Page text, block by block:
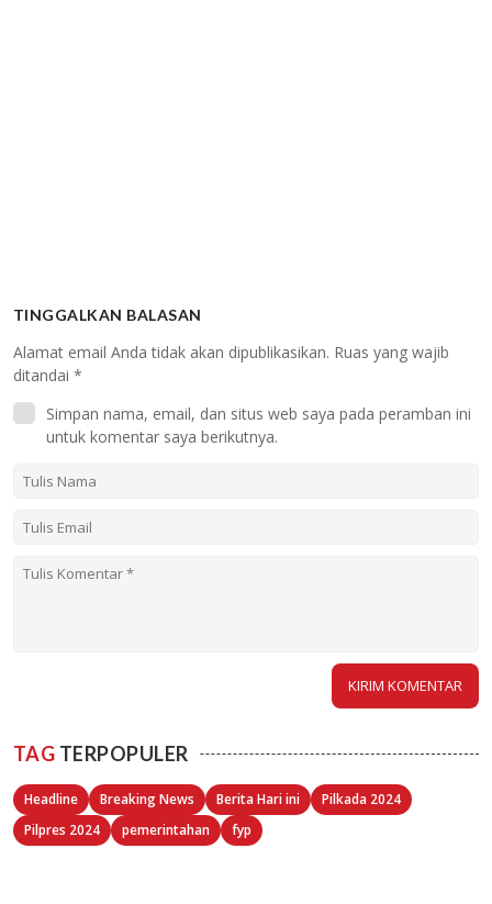
TINGGALKAN BALASAN
Alamat email Anda tidak akan dipublikasikan. Ruas yang wajib
ditandai *
Simpan nama, email, dan situs web saya pada peramban ini
untuk komentar saya berikutnya.
TAG TERPOPULER
Headline Breaking News Berita Hari ini
Pilkada 2024
Pilpres 2024
pemerintahan fyp